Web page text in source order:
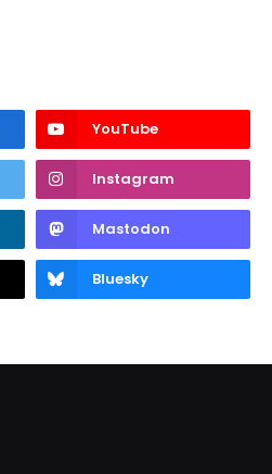
YouTube
Instagram
Mastodon
Bluesky